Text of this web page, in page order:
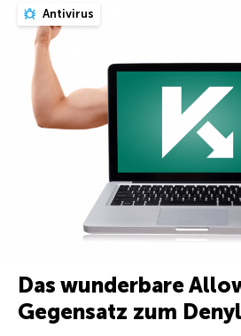
Antivirus
Das wunderbare
Gegensatz zum